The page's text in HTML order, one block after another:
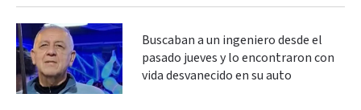
Buscaban a un ingeniero desde el
pasado jueves y lo encontraron con
vida desvanecido en su auto